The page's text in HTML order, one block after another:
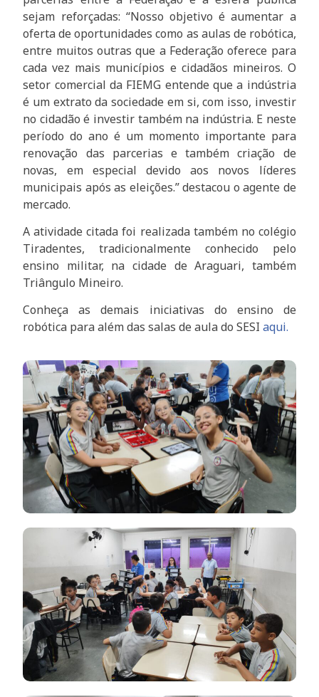
sejam reforçadas: “Nosso objetivo é aumentar a
oferta de oportunidades como as aulas de robótica,
entre muitos outras que a Federação oferece para
cada vez mais municípios e cidadãos mineiros. O
setor comercial da FIEMG entende que a indústria
é um extrato da sociedade em si, com isso, investir
no cidadão é investir também na indústria. E neste
período do ano é um momento importante para
renovação das parcerias e também criação de
novas, em especial devido aos novos líderes
municipais após as eleições.” destacou o agente de
mercado.
A atividade citada foi realizada também no colégio
Tiradentes, tradicionalmente conhecido pelo
ensino militar, na cidade de Araguari, também
Triângulo Mineiro.
Conheça as demais iniciativas do ensino de
robótica para além das salas de aula do SESIaqui.